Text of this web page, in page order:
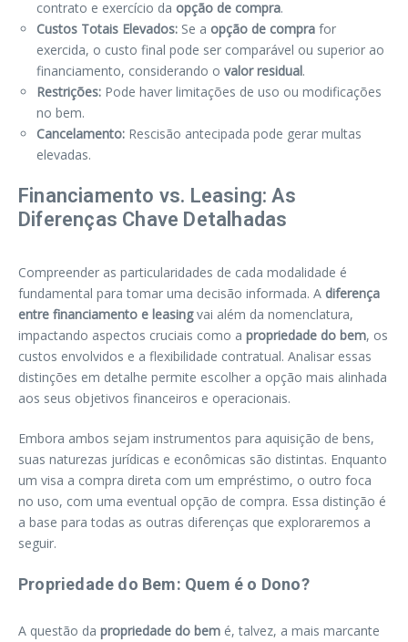
contrato e exercício da opção de compra.
Custos Totais Elevados: Se a opção de compra for
exercida, o custo final pode ser comparável ou superior ao
financiamento, considerando o valor residual.
Restrições: Pode haver limitações de uso ou modificações
no bem.
Cancelamento: Rescisão antecipada pode gerar multas
elevadas.
Financiamento vs. Leasing: As
Diferenças Chave Detalhadas
Compreender as particularidades de cada modalidade é
fundamental para tomar uma decisão informada. A diferença
entre financiamento e leasingvai além da nomenclatura,
impactando aspectos cruciais como a propriedade do bem, os
custos envolvidos e a flexibilidade contratual. Analisar essas
distinções em detalhe permite escolher a opção mais alinhada
aos seus objetivos financeiros e operacionais.
Embora ambos sejam instrumentos para aquisição de bens,
suas naturezas jurídicas e econômicas são distintas. Enquanto
um visa a compra direta com um empréstimo, o outro foca
no uso, com uma eventual opção de compra. Essa distinção é
a base para todas as outras diferenças que exploraremos a
seguir.
Propriedade do Bem: Quem é o Dono?
A questão da propriedade do bem é, talvez, a mais marcante